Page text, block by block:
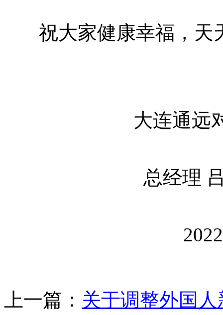
祝大家健康幸福，天
大连通远对外劳
总经理 吕正秋
2022年11
上一篇： 关于调整外国